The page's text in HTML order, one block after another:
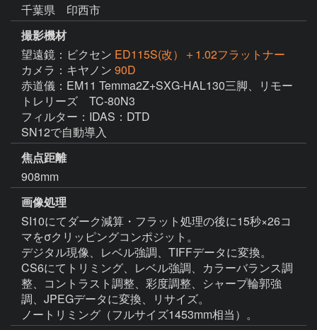
千葉県 印西市
撮影機材
望遠鏡：ビクセン ED115S(改）＋1.02フラットナー
カメラ：キヤノン 90D
赤道儀：EM11 Temma2Z+SXG-HAL130三脚、リモー
トレリーズ　TC-80N3
フィルター：IDAS：DTD
SN12で自動導入
焦点距離
908mm
画像処理
SI10にてダーク減算・フラット処理の後に15秒×26コ
マをσクリッピングコンポジット。
デジタル現像、レベル強調、TIFFデータに変換。
CS6にてトリミング、レベル強調、カラーバランス調
整、コントラスト調整、彩度調整、シャープ輪郭強
調、JPEGデータに変換、リサイズ。